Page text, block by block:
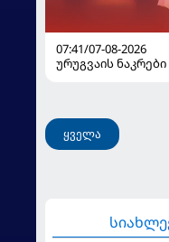
07:41/07-08-2026
ურუგვაის
ყველა